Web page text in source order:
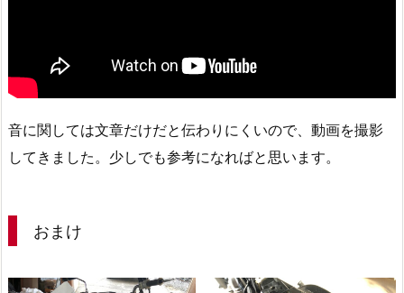
音に関しては文章だけだと伝わりにくいので、動画を撮影
してきました。少しでも参考になればと思います。
おまけ